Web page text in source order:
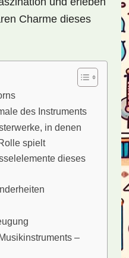
Charme dieses
des Instruments
in denen
spielt
dieses
–